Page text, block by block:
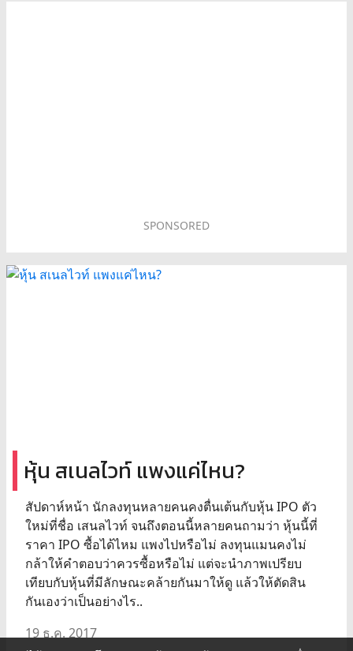
SPONSORED
หุ้น สเนลไวท์ แพงแค่ไหน?
สัปดาห์หน้า นักลงทุนหลายคนคงตื่นเต้นกับหุ้น IPO ตัว
ใหม่ที่ชื่อ เสนลไวท์ จนถึงตอนนี้หลายคนถามว่า หุ้นนี้ที่
ราคา IPO ซื้อได้ไหม แพงไปหรือไม่ ลงทุนแมนคงไม่
กล้าให้คำตอบว่าควรซื้อหรือไม่ แต่จะนำภาพเปรียบ
เทียบกับหุ้นที่มีลักษณะคล้ายกันมาให้ดู แล้วให้ตัดสิน
กันเองว่าเป็นอย่างไร..
19 ธ.ค. 2017